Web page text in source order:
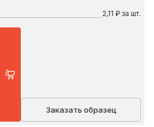
2,11 ₽ за шт.
Заказать образец